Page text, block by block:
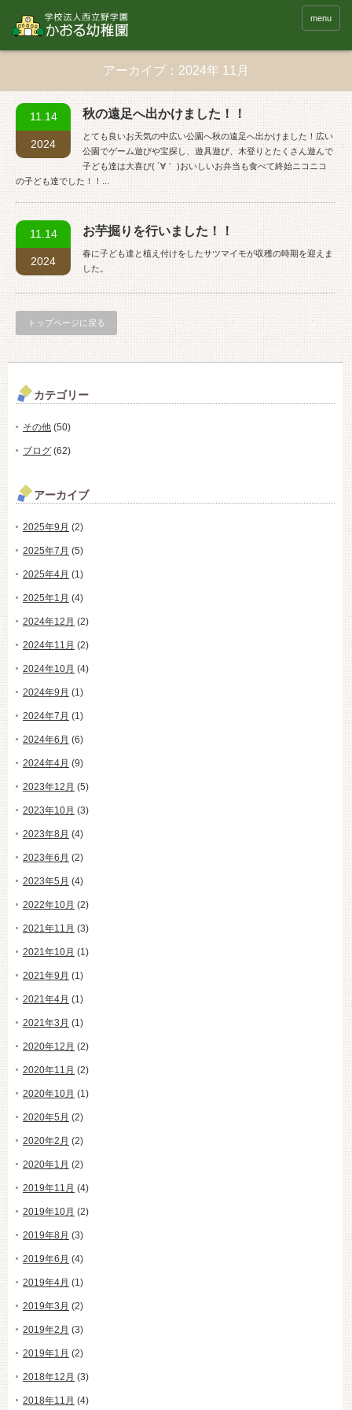
menu
アーカイブ：2024年 11月
11.14
2024
秋の遠足へ出かけました！！
とても良いお天気の中広い公園へ秋の遠足へ出かけました！広い
公園でゲーム遊びや宝探し、遊具遊び、木登りとたくさん遊んで
子ども達は大喜び( ´∀｀ )おいしいお弁当も食べて終始ニコニコ
の子ども達でした！！...
11.14
2024
お芋掘りを行いました！！
春に子ども達と植え付けをしたサツマイモが収穫の時期を迎えま
した。
トップページに戻る
カテゴリー
その他 (50)
ブログ (62)
アーカイブ
2025年9月 (2)
2025年7月 (5)
2025年4月 (1)
2025年1月 (4)
2024年12月 (2)
2024年11月 (2)
2024年10月 (4)
2024年9月 (1)
2024年7月 (1)
2024年6月 (6)
2024年4月 (9)
2023年12月 (5)
2023年10月 (3)
2023年8月 (4)
2023年6月 (2)
2023年5月 (4)
2022年10月 (2)
2021年11月 (3)
2021年10月 (1)
2021年9月 (1)
2021年4月 (1)
2021年3月 (1)
2020年12月 (2)
2020年11月 (2)
2020年10月 (1)
2020年5月 (2)
2020年2月 (2)
2020年1月 (2)
2019年11月 (4)
2019年10月 (2)
2019年8月 (3)
2019年6月 (4)
2019年4月 (1)
2019年3月 (2)
2019年2月 (3)
2019年1月 (2)
2018年12月 (3)
2018年11月 (4)